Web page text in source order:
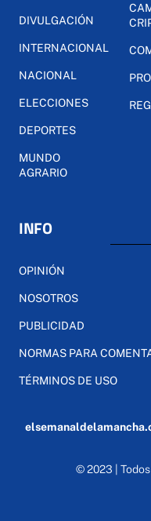
DIVULGACIÓN
INTERNACIONAL
NACIONAL
ELECCIONES
DEPORTES
MUNDO
AGRARIO
INFO
OPINIÓN
NOSOTROS
PUBLICIDAD
NORMAS PARA
TÉRMINOS DE USO
© 2023 |